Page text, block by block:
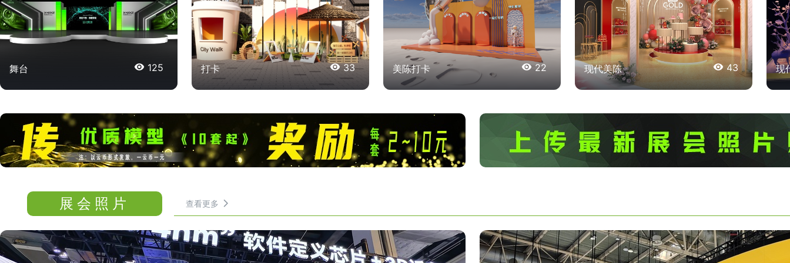
舞台  125 打卡 33 美陈打卡 22 现代美陈  43 现
展会照片 查看更多 